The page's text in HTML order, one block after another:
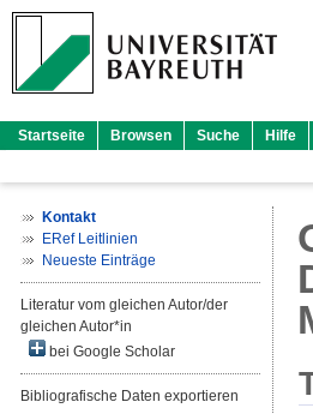
Startseite Browsen Suche Hilfe
Kontakt
ERef Leitlinien
Neueste Einträge
Literatur vom gleichen Autor/der
gleichen Autor*in
bei Google Scholar
Bibliografische Daten exportieren